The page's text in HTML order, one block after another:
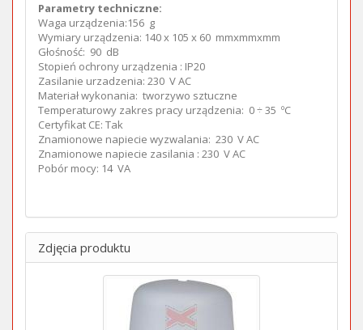
Parametry techniczne:
Waga urządzenia:156 g
Wymiary urządzenia: 140 x 105 x 60 mmxmmxmm
Głośność: 90 dB
Stopień ochrony urządzenia : IP20
Zasilanie urzadzenia: 230 V AC
Materiał wykonania: tworzywo sztuczne
Temperaturowy zakres pracy urządzenia: 0 ÷ 35 ºC
Certyfikat CE: Tak
Znamionowe napiecie wyzwalania: 230 V AC
Znamionowe napiecie zasilania : 230 V AC
Pobór mocy: 14 VA
Zdjęcia produktu